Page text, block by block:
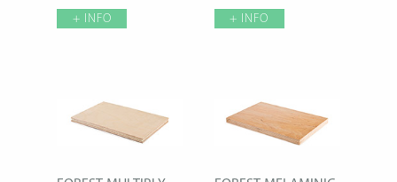
+ INFO
+ INFO